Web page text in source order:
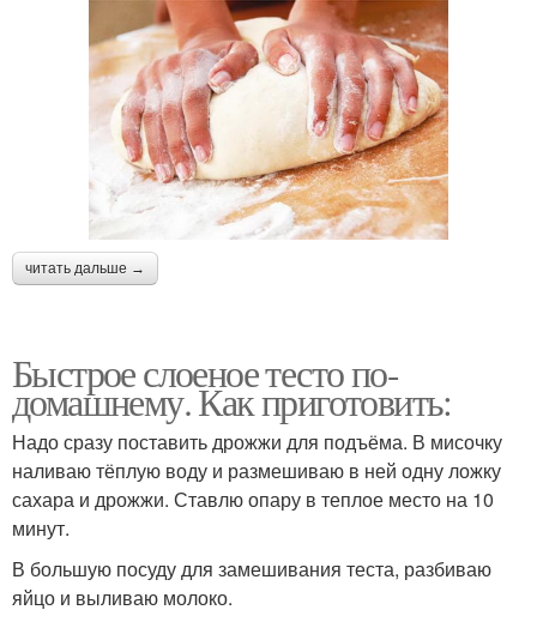
читать дальше →
Быстрое слоеное тесто по-
домашнему. Как приготовить:
Надо сразу поставить дрожжи для подъёма. В мисочку
наливаю тёплую воду и размешиваю в ней одну ложку
сахара и дрожжи. Ставлю опару в теплое место на 10
минут.
В большую посуду для замешивания теста, разбиваю
яйцо и выливаю молоко.